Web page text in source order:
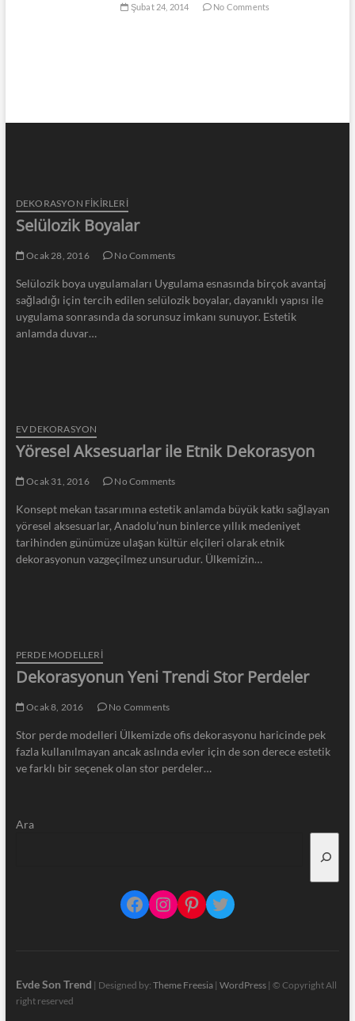
Şubat 24, 2014 No Comments
DEKORASYON FİKİRLERİ
Selülozik Boyalar
Ocak 28, 2016 No Comments
Selülozik boya uygulamaları Uygulama esnasında birçok avantaj
sağladığı için tercih edilen selülozik boyalar, dayanıklı yapısı ile
uygulama sonrasında da sorunsuz imkanı sunuyor. Estetik
anlamda duvar…
EV DEKORASYON
Yöresel Aksesuarlar ile Etnik Dekorasyon
Ocak 31, 2016 No Comments
Konsept mekan tasarımına estetik anlamda büyük katkı sağlayan
yöresel aksesuarlar, Anadolu’nun binlerce yıllık medeniyet
tarihinden günümüze ulaşan kültür elçileri olarak etnik
dekorasyonun vazgeçilmez unsurudur. Ülkemizin…
PERDE MODELLERI
Dekorasyonun Yeni Trendi Stor Perdeler
Ocak 8, 2016 No Comments
Stor perde modelleri Ülkemizde ofis dekorasyonu haricinde pek
fazla kullanılmayan ancak aslında evler için de son derece estetik
ve farklı bir seçenek olan stor perdeler…
Ara
Facebook
Instagram
Pinterest
Twitter
Evde Son Trend | Designed by: Theme Freesia| WordPress| © Copyright All
right reserved